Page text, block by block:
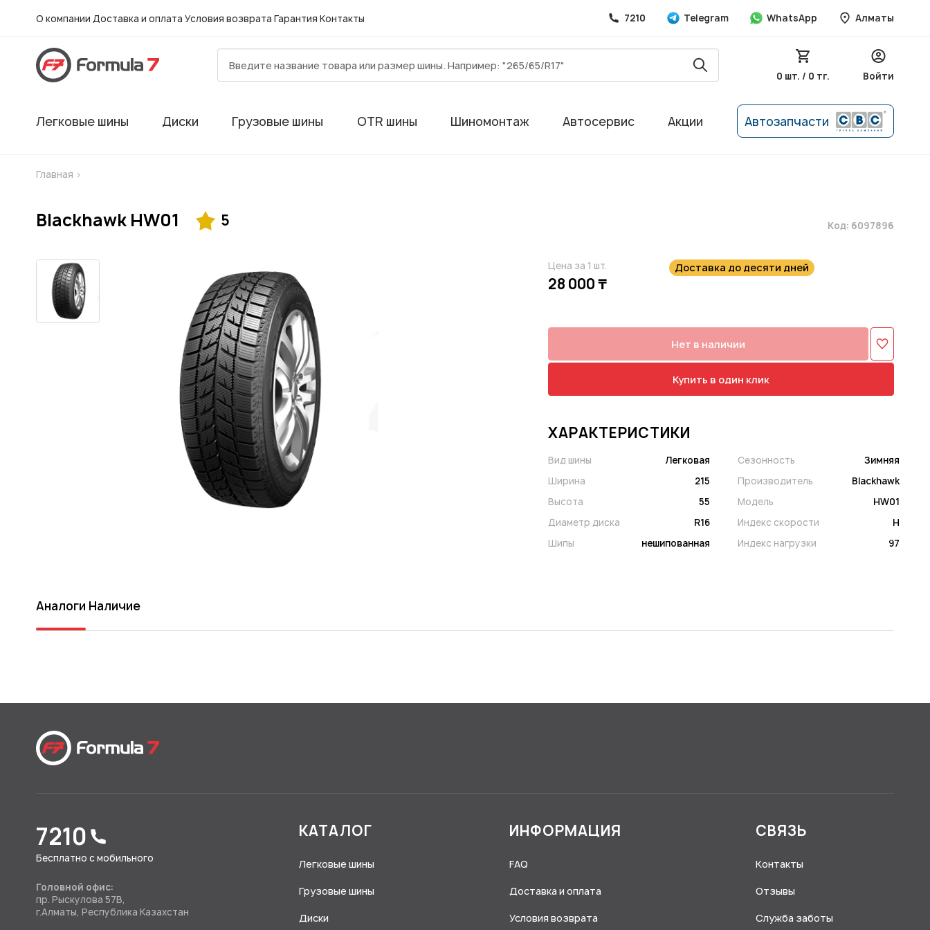
О компании Доставка и оплата Условия возврата Гарантия Контакты 7210 Telegram WhatsApp Алматы
0 шт. / 0 тг. Войти
Легковые шины Диски Грузовые шины OTR шины Шиномонтаж Автосервис Акции Автозапчасти
Главная >
Blackhawk HW01 5 Код: 6097896
Цена за 1 шт.
28 000 ₸
Доставка до десяти дней
Нет в наличии
Купить в один клик
ХАРАКТЕРИСТИКИ
Вид шины
Легковая
Ширина
215
Высота
55
Диаметр диска
R16
Шипы
нешипованная
Сезонность
Зимняя
Производитель
Blackhawk
Модель
HW01
Индекс скорости
H
Индекс нагрузки
97
Аналоги Наличие
7210
Бесплатно с мобильного
Головной офис:
пр. Рыскулова 57В,
г.Алматы, Республика Казахстан
КАТАЛОГ
Легковые шины
Грузовые шины
Диски
ИНФОРМАЦИЯ
FAQ
Доставка и оплата
Условия возврата
СВЯЗЬ
Контакты
Отзывы
Служба заботы